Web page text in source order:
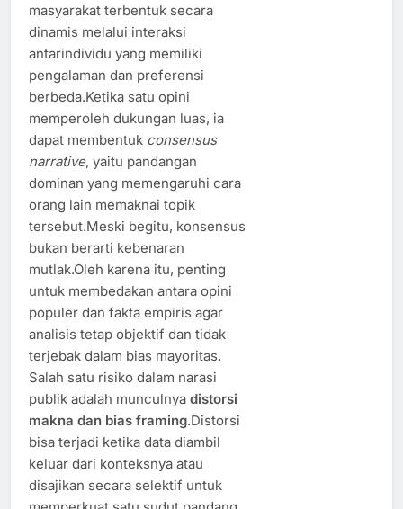
masyarakat terbentuk secara
dinamis melalui interaksi
antarindividu yang memiliki
pengalaman dan preferensi
berbeda.Ketika satu opini
memperoleh dukungan luas, ia
dapat membentuk consensus
narrative, yaitu pandangan
dominan yang memengaruhi cara
orang lain memaknai topik
tersebut.Meski begitu, konsensus
bukan berarti kebenaran
mutlak.Oleh karena itu, penting
untuk membedakan antara opini
populer dan fakta empiris agar
analisis tetap objektif dan tidak
terjebak dalam bias mayoritas.
Salah satu risiko dalam narasi
publik adalah munculnya distorsi
makna dan bias framing.Distorsi
bisa terjadi ketika data diambil
keluar dari konteksnya atau
disajikan secara selektif untuk